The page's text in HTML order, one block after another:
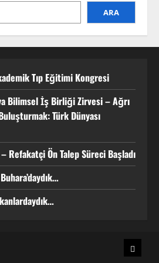
ARA
Tıp Eğitimi Kongresi
Bilimsel İş Birliği Zirvesi – Ağrı
Türk Dünyası
Refakatçi Ön Talep Süreci Başladı